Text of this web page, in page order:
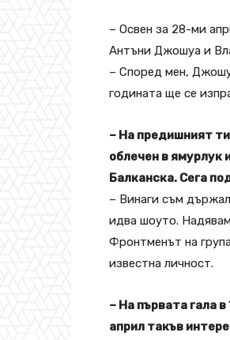
– Освен за 28-ми
Антъни Джошуа и
– Според мен,
годината ще се
– На предишният
облечен в ямурлук
Балканска. Сега
– Винаги съм
идва шоуто.
Фронтменът на
известна личност.
– На първата гала
април такъв